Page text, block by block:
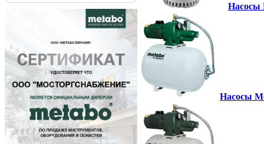
Насосы
Насосы